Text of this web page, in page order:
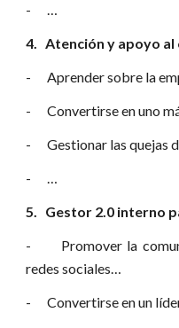
- …
4. Atención y apoyo al
- Aprender sobre la
- Convertirse en uno
- Gestionar las quejas
- …
5. Gestor 2.0 interno
- Promover la
redes sociales…
- Convertirse en un